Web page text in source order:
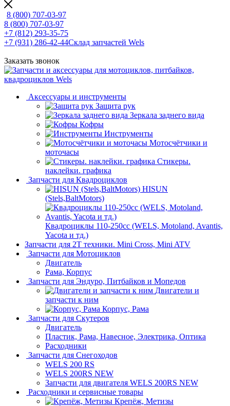
8 (800) 707-03-97
8 (800) 707-03-97
+7 (812) 293-35-75
+7 (931) 286-42-44Склад запчастей Wels
Заказать звонок
Аксессуары и инструменты
Защита рук
Зеркала заднего вида
Кофры
Инструменты
Мотосчётчики и
моточасы
Стикеры.
наклейки. графика
Запчасти для Квадроциклов
HISUN
(Stels,BaltMotors)
Квадроциклы 110-250сс (WELS, Motoland, Avantis,
Yacota и тд.)
Запчасти для 2T техники. Mini Cross, Mini ATV
Запчасти для Мотоциклов
Двигатель
Рама, Корпус
Запчасти для Эндуро, Питбайков и Мопедов
Двигатели и
запчасти к ним
Корпус, Рама
Запчасти для Скутеров
Двигатель
Пластик, Рама, Навесное, Электрика, Оптика
Расходники
Запчасти для Снегоходов
WELS 200 RS
WELS 200RS NEW
Запчасти для двигателя WELS 200RS NEW
Расходники и сервисные товары
Крепёж, Метизы